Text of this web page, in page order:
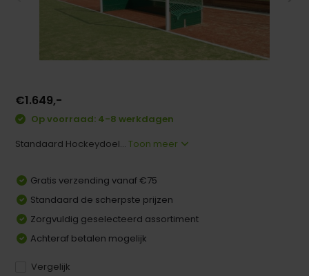
€1.649,-
Op voorraad: 4-8 werkdagen
Standaard Hockeydoel...Toon meer
Gratis verzending vanaf €75
Standaard de scherpste prijzen
Zorgvuldig geselecteerd assortiment
Achteraf betalen mogelijk
Vergelijk